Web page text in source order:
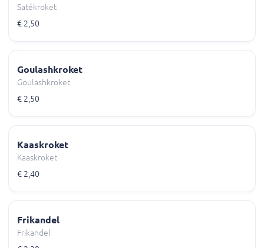
Satékroket
€ 2,50
Goulashkroket
Goulashkroket
€ 2,50
Kaaskroket
Kaaskroket
€ 2,40
Frikandel
Frikandel